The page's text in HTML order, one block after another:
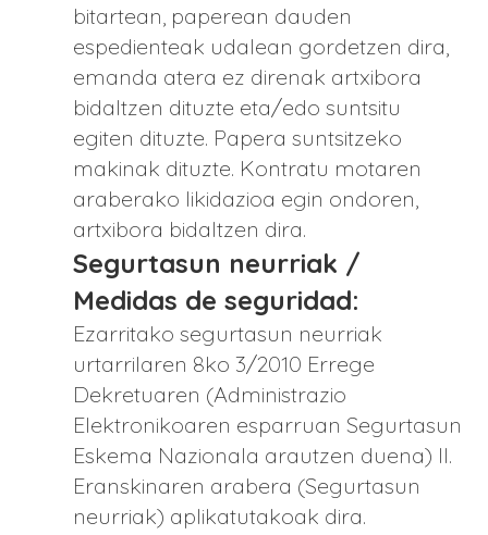
bitartean, paperean dauden
espedienteak udalean gordetzen dira,
emanda atera ez direnak artxibora
bidaltzen dituzte eta/edo suntsitu
egiten dituzte. Papera suntsitzeko
makinak dituzte. Kontratu motaren
araberako likidazioa egin ondoren,
artxibora bidaltzen dira.
Segurtasun neurriak /
Medidas de seguridad:
Ezarritako segurtasun neurriak
urtarrilaren 8ko 3/2010 Errege
Dekretuaren (Administrazio
Elektronikoaren esparruan Segurtasun
Eskema Nazionala arautzen duena) II.
Eranskinaren arabera (Segurtasun
neurriak) aplikatutakoak dira.